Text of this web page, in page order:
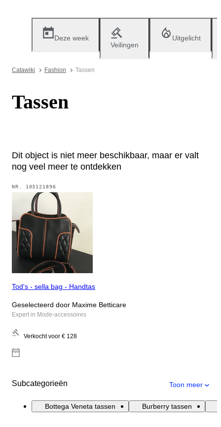
Deze week
Veilingen
Uitgelicht
Catawiki Fashion Tassen
Tassen
Dit object is niet meer beschikbaar, maar er valt
nog veel meer te ontdekken
NR. 103121896
Tod's - sella bag - Handtas
Geselecteerd door Maxime Betticare
Expert in Mode-accessoires
Verkocht voor € 128
Subcategorieën Toon meer
Bottega Veneta tassen Burberry tassen